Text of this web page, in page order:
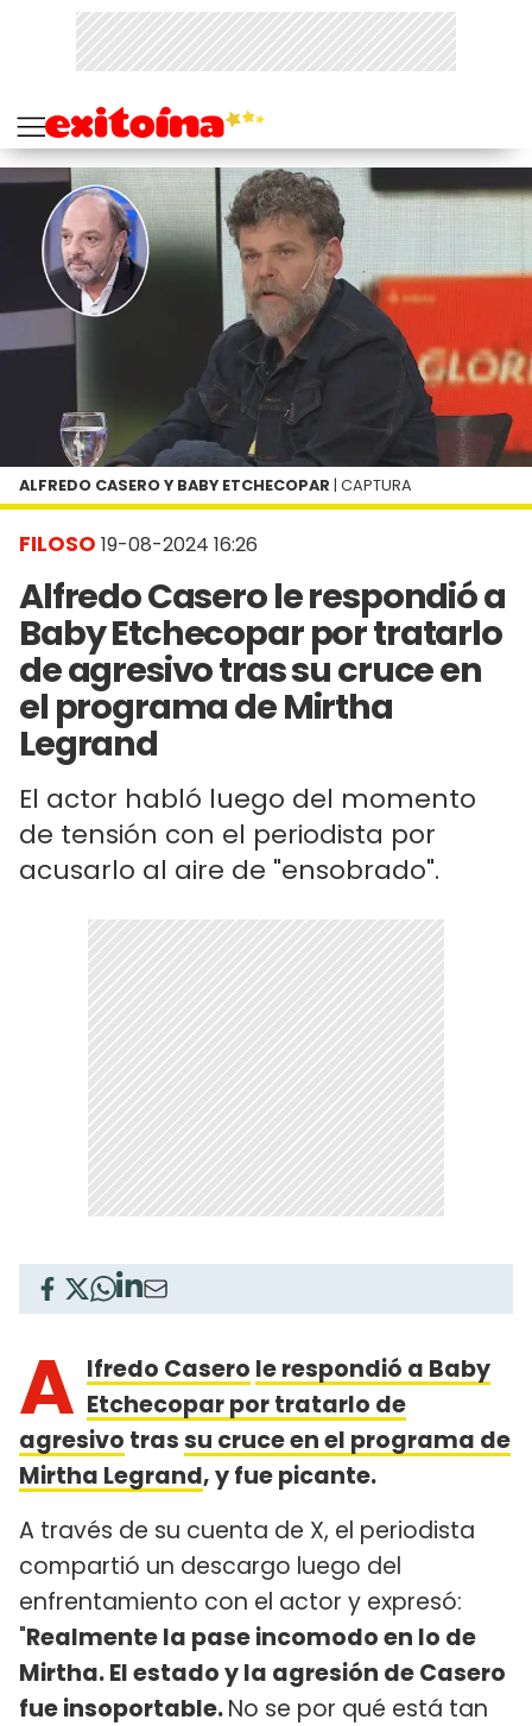
FILOSO 19-08-2024 16:26
Alfredo Casero le respondió a
Baby Etchecopar por tratarlo
de agresivo tras su cruce en
el programa de Mirtha
Legrand
El actor habló luego del momento
de tensión con el periodista por
acusarlo al aire de "ensobrado".
ALFREDO CASERO Y BABY ETCHECOPAR | CAPTURA
A lfredo Casero le respondió a Baby
Etchecopar por tratarlo de
agresivo trassu cruce en el programa de
Mirtha Legrand, y fue picante.
A través de su cuenta de X, el periodista
compartió un descargo luego del
enfrentamiento con el actor y expresó:
"Realmente la pase incomodo en lo de
Mirtha. El estado y la agresión de Casero
fue insoportable.No se por qué está tan